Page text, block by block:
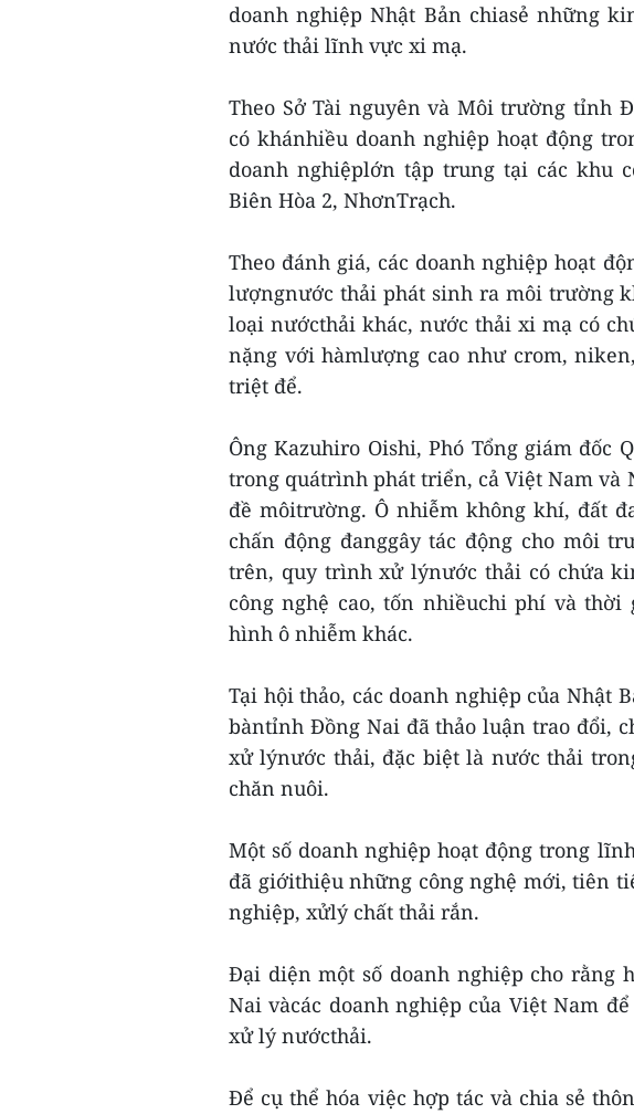
doanh nghiệp Nhật Bản chiasẻ những
nước thải lĩnh vực xi mạ.
Theo Sở Tài nguyên và Môi trường tỉnh
có khánhiều doanh nghiệp hoạt động
doanh nghiệplớn tập trung tại các khu
Biên Hòa 2, NhơnTrạch.
Theo đánh giá, các doanh nghiệp hoạt
lượngnước thải phát sinh ra môi trường
loại nướcthải khác, nước thải xi mạ có
nặng với hàmlượng cao như crom,
triệt để.
Ông Kazuhiro Oishi, Phó Tổng giám đốc
trong quátrình phát triển, cả Việt Nam và
đề môitrường. Ô nhiễm không khí, đất
chấn động đanggây tác động cho môi
trên, quy trình xử lýnước thải có chứa
công nghệ cao, tốn nhiềuchi phí và
hình ô nhiễm khác.
Tại hội thảo, các doanh nghiệp của Nhật
bàntỉnh Đồng Nai đã thảo luận trao đổi,
xử lýnước thải, đặc biệt là nước thải
chăn nuôi.
Một số doanh nghiệp hoạt động trong
đã giớithiệu những công nghệ mới, tiên
nghiệp, xửlý chất thải rắn.
Đại diện một số doanh nghiệp cho rằng
Nai vàcác doanh nghiệp của Việt Nam
xử lý nướcthải.
Để cụ thể hóa việc hợp tác và chia sẻ